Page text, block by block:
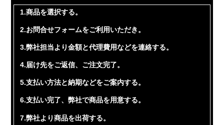
1.商品を選択する。
2.お問合せフォームをご利用いただき。
3.弊社担当より金額と代理費用などを連絡する。
4.届け先をご返信、ご注文完了。
5.支払い方法と納期などをご案内する。
6.支払い完了、弊社で商品を用意する。
7.弊社より商品を出荷する。